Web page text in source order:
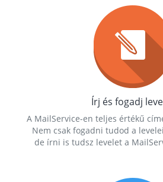
Írj és fogadj
A MailService-en teljes értékű
Nem csak fogadni tudod a
de írni is tudsz levelet a